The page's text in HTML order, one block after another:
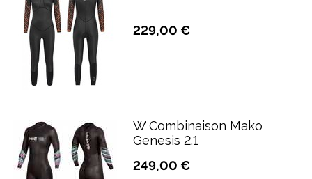
229,00 €
W Combinaison Mako
Genesis 2.1
249,00 €